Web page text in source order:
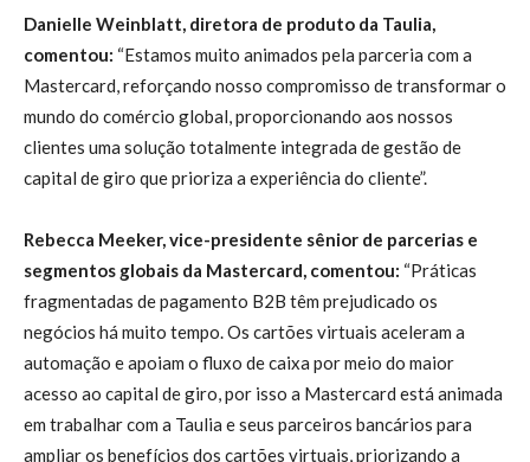
Danielle Weinblatt, diretora de produto da Taulia,
comentou: “Estamos muito animados pela parceria com a
Mastercard, reforçando nosso compromisso de transformar o
mundo do comércio global, proporcionando aos nossos
clientes uma solução totalmente integrada de gestão de
capital de giro que prioriza a experiência do cliente”.
Rebecca Meeker, vice-presidente sênior de parcerias e
segmentos globais da Mastercard, comentou: “Práticas
fragmentadas de pagamento B2B têm prejudicado os
negócios há muito tempo. Os cartões virtuais aceleram a
automação e apoiam o fluxo de caixa por meio do maior
acesso ao capital de giro, por isso a Mastercard está animada
em trabalhar com a Taulia e seus parceiros bancários para
ampliar os benefícios dos cartões virtuais, priorizando a